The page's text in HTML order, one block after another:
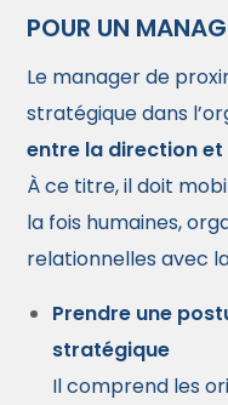
POUR UN
Le manager de
stratégique dans
entre la direction
À ce titre, il doit
la fois humaines,
relationnelles avec
Prendre une
stratégique
Il comprend les